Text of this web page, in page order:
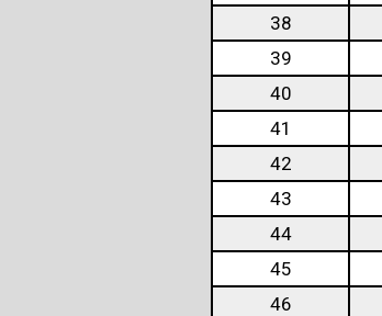
38
39
40
41
42
43
44
45
46